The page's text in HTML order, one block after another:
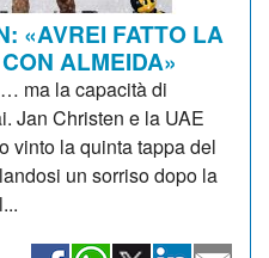
«AVREI FATTO LA
ALMEIDA»
ma la capacità di
Jan Christen e la UAE
vinto la quinta tappa del
un sorriso dopo la